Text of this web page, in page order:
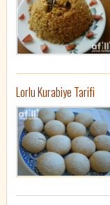
Lorlu Kurabiye Tarifi